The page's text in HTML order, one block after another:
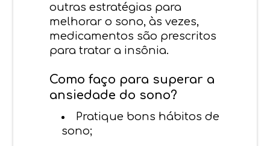
outras estratégias para
melhorar o sono, às vezes,
medicamentos são prescritos
para tratar a insônia.
Como faço para superar a
ansiedade do sono?
Pratique bons hábitos de
sono;